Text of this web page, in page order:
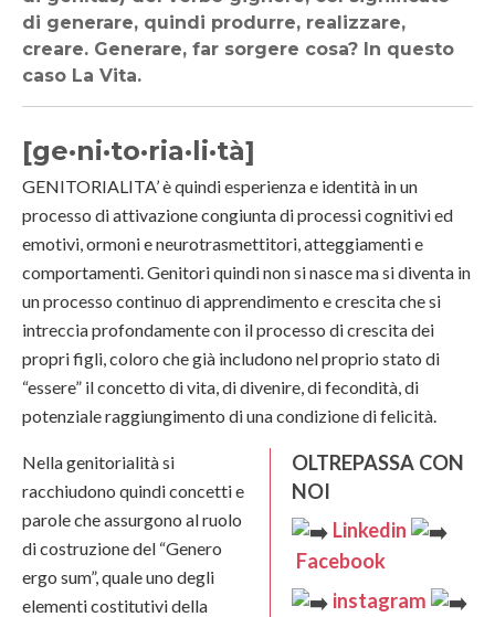
di generare, quindi produrre, realizzare,
creare. Generare, far sorgere cosa? In questo
caso La Vita.
[ge·ni·to·ria·li·tà]
GENITORIALITA’ è quindi esperienza e identità in un
processo di attivazione congiunta di processi cognitivi ed
emotivi, ormoni e neurotrasmettitori, atteggiamenti e
comportamenti. Genitori quindi non si nasce ma si diventa in
un processo continuo di apprendimento e crescita che si
intreccia profondamente con il processo di crescita dei
propri figli, coloro che già includono nel proprio stato di
“essere” il concetto di vita, di divenire, di fecondità, di
potenziale raggiungimento di una condizione di felicità.
OLTREPASSA CON
NOI
Linkedin
Facebook
instagram
Nella genitorialità si
racchiudono quindi concetti e
parole che assurgono al ruolo
di costruzione del “Genero
ergo sum”, quale uno degli
elementi costitutivi della